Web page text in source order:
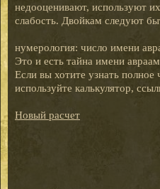
недооценивают, используют
слабость. Двойкам следуют
нумерология: число имени
Это и есть тайна имени
Если вы хотите узнать
используйте калькулятор,
Новый расчет